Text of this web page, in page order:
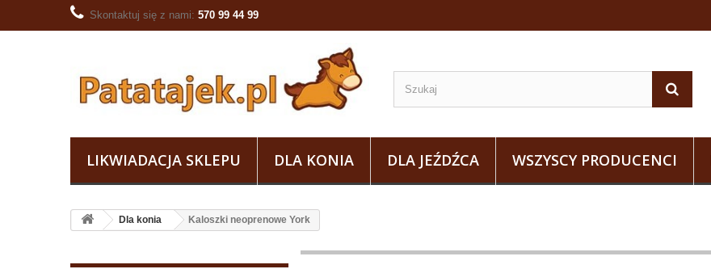
Skontaktuj się z nami: 570 99 44 99
LIKWIADACJA SKLEPU DLA KONIA DLA JEŹDŹCA WSZYSCY PRODUCENCI
Dla konia Kaloszki neoprenowe York